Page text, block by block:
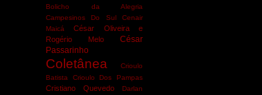
Bolicho da Alegria
Campesinos Do Sul
Cenair
Maicá
César Oliveira e
Rogério Melo
César
Passarinho
Coletânea
Crioulo
Batista
Crioulo Dos Pampas
Cristiano Quevedo
Darlan